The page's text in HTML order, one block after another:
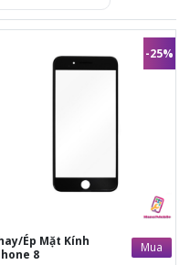
-25%
Ép Mặt Kính
8
Mua
650.000đ
kính thay
Bảo hành 12 tháng
Giá trên đã bao gồm công
thợ, không phát sinh chi
phí khác